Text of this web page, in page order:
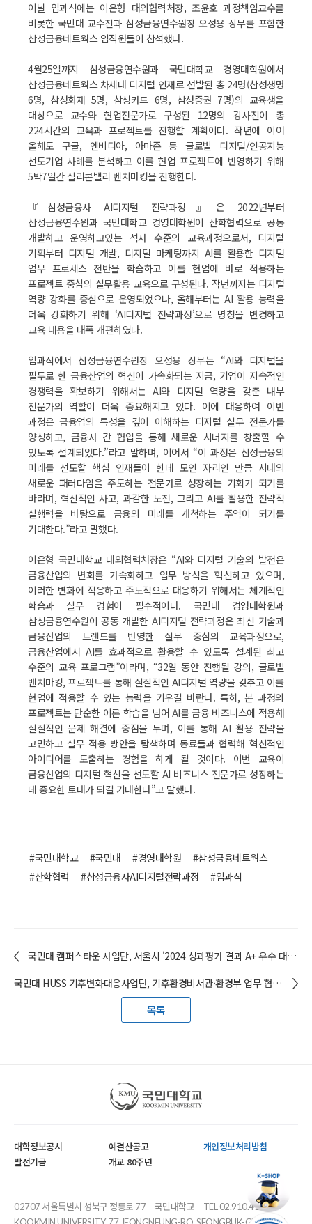
이날 입과식에는 이은형 대외협력처장, 조윤호 과정책임교수를
비롯한 국민대 교수진과 삼성금융연수원장 오성용 상무를 포함한
삼성금융네트웍스 임직원들이 참석했다.
4월25일까지 삼성금융연수원과 국민대학교 경영대학원에서
삼성금융네트웍스 차세대 디지털 인재로 선발된 총 24명(삼성생명
6명, 삼성화재 5명, 삼성카드 6명, 삼성증권 7명)의 교육생을
대상으로 교수와 현업전문가로 구성된 12명의 강사진이 총
224시간의 교육과 프로젝트를 진행할 계획이다. 작년에 이어
올해도 구글, 엔비디아, 아마존 등 글로벌 디지털/인공지능
선도기업 사례를 분석하고 이를 현업 프로젝트에 반영하기 위해
5박7일간 실리콘밸리 벤치마킹을 진행한다.
『삼성금융사 AI디지털 전략과정』은 2022년부터
삼성금융연수원과 국민대학교 경영대학원이 산학협력으로 공동
개발하고 운영하고있는 석사 수준의 교육과정으로서, 디지털
기획부터 디지털 개발, 디지털 마케팅까지 AI를 활용한 디지털
업무 프로세스 전반을 학습하고 이를 현업에 바로 적용하는
프로젝트 중심의 실무활용 교육으로 구성된다. 작년까지는 디지털
역량 강화를 중심으로 운영되었으나, 올해부터는 AI 활용 능력을
더욱 강화하기 위해 ‘AI디지털 전략과정’으로 명칭을 변경하고
교육 내용을 대폭 개편하였다.
입과식에서 삼성금융연수원장 오성용 상무는 “AI와 디지털을
필두로 한 금융산업의 혁신이 가속화되는 지금, 기업이 지속적인
경쟁력을 확보하기 위해서는 AI와 디지털 역량을 갖춘 내부
전문가의 역할이 더욱 중요해지고 있다. 이에 대응하여 이번
과정은 금융업의 특성을 깊이 이해하는 디지털 실무 전문가를
양성하고, 금융사 간 협업을 통해 새로운 시너지를 창출할 수
있도록 설계되었다.”라고 말하며, 이어서 “이 과정은 삼성금융의
미래를 선도할 핵심 인재들이 한데 모인 자리인 만큼 시대의
새로운 패러다임을 주도하는 전문가로 성장하는 기회가 되기를
바라며, 혁신적인 사고, 과감한 도전, 그리고 AI를 활용한 전략적
실행력을 바탕으로 금융의 미래를 개척하는 주역이 되기를
기대한다.”라고 말했다.
이은형 국민대학교 대외협력처장은 “AI와 디지털 기술의 발전은
금융산업의 변화를 가속화하고 업무 방식을 혁신하고 있으며,
이러한 변화에 적응하고 주도적으로 대응하기 위해서는 체계적인
학습과 실무 경험이 필수적이다. 국민대 경영대학원과
삼성금융연수원이 공동 개발한 AI디지털 전략과정은 최신 기술과
금융산업의 트렌드를 반영한 실무 중심의 교육과정으로,
금융산업에서 AI를 효과적으로 활용할 수 있도록 설계된 최고
수준의 교육 프로그램”이라며, “32일 동안 진행될 강의, 글로벌
벤치마킹, 프로젝트를 통해 실질적인 AI디지털 역량을 갖추고 이를
현업에 적용할 수 있는 능력을 키우길 바란다. 특히, 본 과정의
프로젝트는 단순한 이론 학습을 넘어 AI를 금융 비즈니스에 적용해
실질적인 문제 해결에 중점을 두며, 이를 통해 AI 활용 전략을
고민하고 실무 적용 방안을 탐색하며 동료들과 협력해 혁신적인
아이디어를 도출하는 경험을 하게 될 것이다. 이번 교육이
금융산업의 디지털 혁신을 선도할 AI 비즈니스 전문가로 성장하는
데 중요한 토대가 되길 기대한다”고 말했다.
#국민대학교 #국민대 #경영대학원
#삼성금융네트웍스
#산학협력
#삼성금융사AI디지털전략과정 #입과식
국민대 캠퍼스타운 사업단, 서울시 '2024 성과평가 결과 A+ 우수 대학' 선정
국민대 HUSS 기후변화대응사업단, 기후환경비서관·환경부 업무 협의 일회용품 감량사업, 연구사업 지원 등 환경부 협력 방안 모색
목록
국민대학교
대학정보공시 예결산공고
개인정보처리방침
발전기금
개교 80주년
02707 서울특별시 성북구 정릉로 77 국민대학교
TEL 02.910.4114